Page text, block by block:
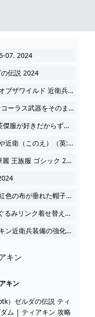
07. 2024
伝説 2024
ゼルダの伝説：ブレスオブザワイルド 近衛兵の装備 近衛騎士リンク コスプレ衣装 安い価格で通販中、新規会員には500ポイントを進呈します！原作100％フル再現！4 2024
4 sept. 2020 — エデンコーラス武器をそのまま使いたいと思っていたら、 2024
25 iul. 2024 — >でも英傑服が好きだからずっと着てたみたいだし… 2024
近衛兵（このえへい）や近衛（このえ）（英: royal guard）とは、君主を護衛（警護）する（君主 2024
イギリス近衛兵 演出 華麗 王族服 ゴシック 2024
鮮やかな紅色の服と、紅色の布が垂れた帽子をかぶっているのが目印である。激安で通販 ◎1/6☆英近衛兵（冬服：赤）☆ドラゴン製70113・発売元ヤマト◎新品 ミリタリー フィギュア おもちゃ、ゲーム.近衛兵装備 2024
リンク(英傑の服) ぬいぐるみリンク着せ替えぬいぐるみ服 近衛兵の服リンク同人ぬいぐるみ(英傑服) と 近衛服 2024
acum 3 zile — ティアキン近衛兵装備の強化素材やセット効果、シリーズの入手場所や 2024
キン
キン
）ゼルダの伝説 ティ
ム | ティアキン 攻略